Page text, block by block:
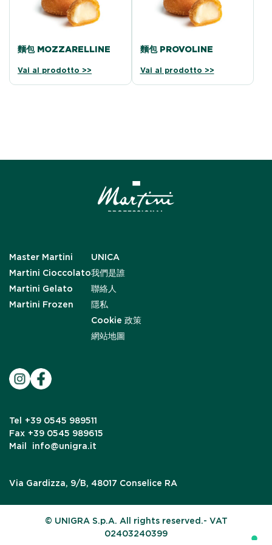
麵包 MOZZARELLINE
Vai al prodotto >>
麵包 PROVOLINE
Vai al prodotto >>
Master Martini
Martini Cioccolato
Martini Gelato
Martini Frozen
UNICA
我們是誰
聯絡人
隱私
Cookie 政策
網站地圖
Tel
+39 0545 989511
Fax +39 0545 989615
Mail
info@unigra.it
Via Gardizza, 9/B, 48017 Conselice RA
© UNIGRA S.p.A. All rights reserved.- VAT
02403240399